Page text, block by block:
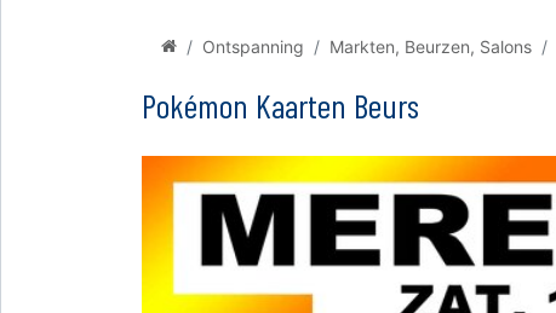
Ontspanning Markten, Beurzen, Salons
Pokémon Kaarten Beurs